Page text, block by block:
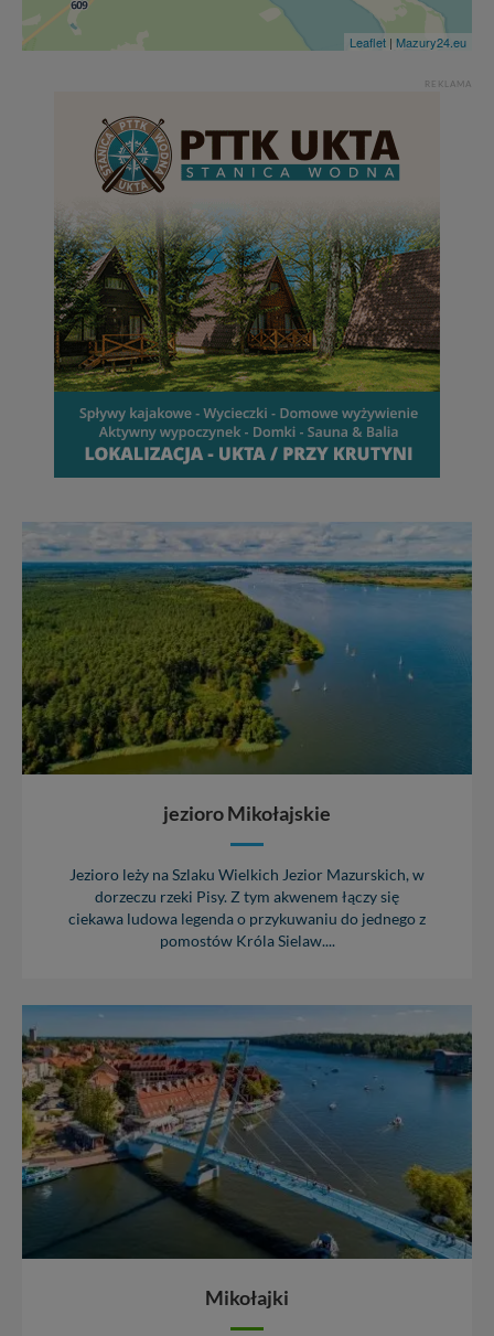
Leaflet | Mazury24.eu
REKLAMA
jezioro Mikołajskie
Jezioro leży na Szlaku Wielkich Jezior Mazurskich, w
dorzeczu rzeki Pisy. Z tym akwenem łączy się
ciekawa ludowa legenda o przykuwaniu do jednego z
pomostów Króla Sielaw....
Mikołajki